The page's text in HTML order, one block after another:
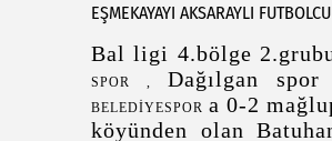
EŞMEKAYAYI AKSARAYLI
Bal ligi 4.bölge
SPOR , Dağılgan
BELEDİYESPOR a 0-2
köyünden olan